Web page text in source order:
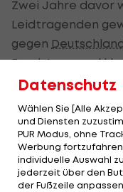
Zwei Jahre davor
Leidtragenden
gegen
Frank Lampard
der 2:2-Ausgleich
Erst seit den
Südafrika zeigte
gegenüber
Die Einführung
Datenschutz
Wählen Sie [Alle
und Diensten
PUR Modus, ohne
Werbung
individuelle Auswahl
jederzeit über den
der Fußzeile anpassen.